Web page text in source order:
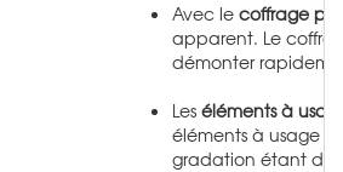
Avec le coffrage
apparent. Le
démonter
Les éléments à
éléments à usage
gradation étant de 5